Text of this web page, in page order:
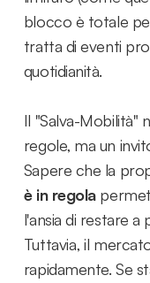
blocco è totale
tratta di eventi
quotidianità.
Il "Salva-Mobilità"
regole, ma un
Sapere che la
è in regola
l'ansia di restare a
Tuttavia, il
rapidamente. Se